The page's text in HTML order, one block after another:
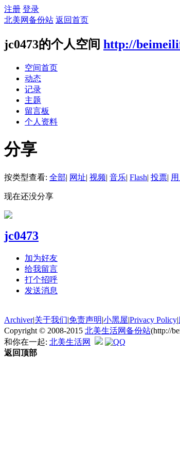
注册 登录
北美网备份站 返回首页
jc0473的个人空间 http://
空间首页
动态
记录
主题
留言板
个人资料
分享
按类型查看: 全部| 网址| 视频| 音乐| Flash| 投票|
现在还没分享
jc0473
加为好友
给我留言
打个招呼
发送消息
Archiver|关于我们|免责声明|小黑屋|Privacy Policy|
Copyright © 2008-2015 北美生活网备份站(http://
和你在一起: 北美生活网
返回顶部